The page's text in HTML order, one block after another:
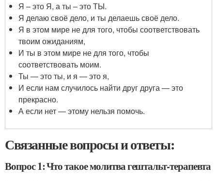
Я – это Я, а ты – это ТЫ.
Я делаю своё дело, и ты делаешь своё дело.
Я в этом мире не для того, чтобы соответствовать
твоим ожиданиям,
И ты в этом мире не для того, чтобы
соответствовать моим.
Ты — это ты, и я — это я,
И если нам случилось найти друг друга — это
прекрасно.
А если нет — этому нельзя помочь.
Связанные вопросы и ответы:
Вопрос 1: Что такое молитва гештальт-терапевта